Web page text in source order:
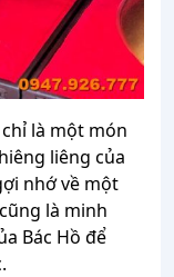
là một món
liêng của
nhớ về một
là minh
Bác Hồ để